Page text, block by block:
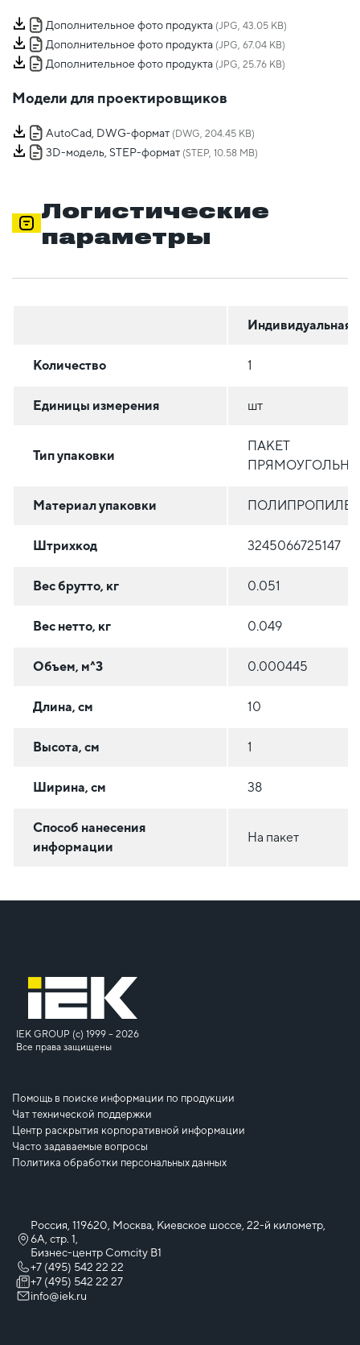
Дополнительное фото продукта (JPG, 43.05 KB)
Дополнительное фото продукта (JPG, 67.04 KB)
Дополнительное фото продукта (JPG, 25.76 KB)
Модели для проектировщиков
AutoCad, DWG-формат (DWG, 204.45 KB)
3D-модель, STEP-формат (STEP, 10.58 MB)
Логистические
параметры
Индивидуальная
Количество 1
Единицы измерения шт
Тип упаковки
ПАКЕТ
Материал упаковки
Штрихкод 3245066725147
Вес брутто, кг 0.051
Вес нетто, кг 0.049
Объем, м^3 0.000445
Длина, см 10
Высота, см 1
Ширина, см 38
Способ нанесения
информации
На пакет
IEK GROUP (c) 1999 – 2026
Все права защищены
Помощь в поиске информации по продукции
Чат технической поддержки
Центр раскрытия корпоративной информации
Часто задаваемые вопросы
Политика обработки персональных данных
Россия, 119620, Москва, Киевское шоссе, 22-й километр,
6А, стр. 1,
Бизнес-центр Comcity B1
+7 (495) 542 22 22
+7 (495) 542 22 27
info@iek.ru